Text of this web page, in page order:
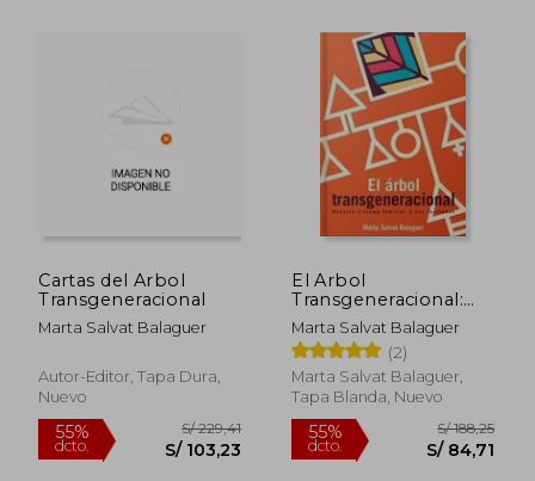
55%
dcto.
Cartas del Arbol
Transgeneracional
Marta Salvat Balaguer
Autor-Editor, Tapa Dura,
Nuevo
El Arbol
Transgeneracional:
Nuestro Sistema
Familiar y sus
Lealtades
Marta Salvat Balaguer
(2)
Marta Salvat Balaguer,
Tapa Blanda, Nuevo